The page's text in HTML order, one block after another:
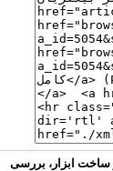
ابزار، بررسی